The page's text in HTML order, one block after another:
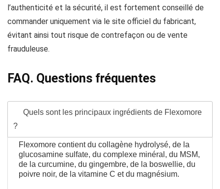
l’authenticité et la sécurité, il est fortement conseillé de
commander uniquement via le site officiel du fabricant,
évitant ainsi tout risque de contrefaçon ou de vente
frauduleuse.
FAQ. Questions fréquentes
Quels sont les principaux ingrédients de Flexomore
?
Flexomore contient du collagène hydrolysé, de la
glucosamine sulfate, du complexe minéral, du MSM,
de la curcumine, du gingembre, de la boswellie, du
poivre noir, de la vitamine C et du magnésium.